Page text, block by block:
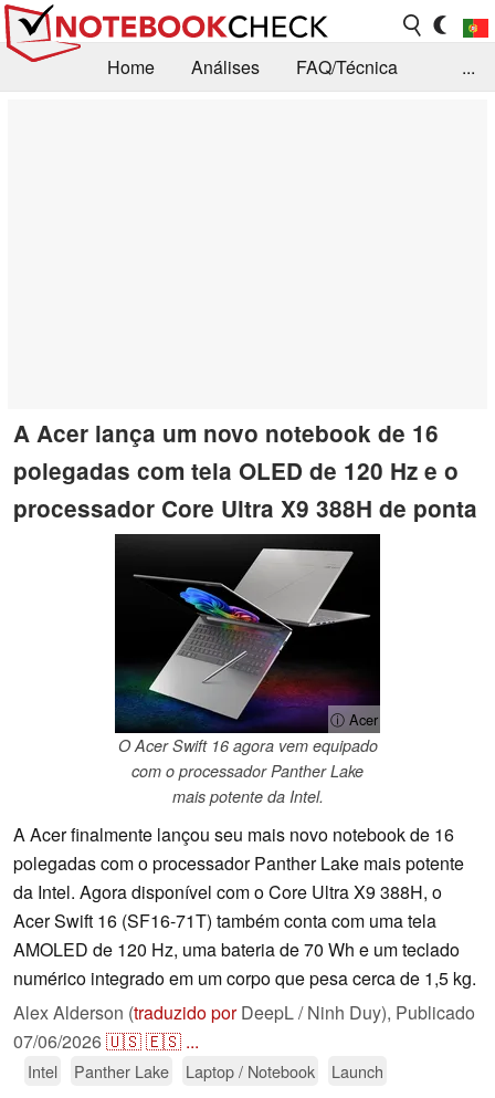
Home Análises
FAQ/Técnica
...
A Acer lança um novo notebook de 16
polegadas com tela OLED de 120 Hz e o
processador Core Ultra X9 388H de ponta
ⓘ Acer
O Acer Swift 16 agora vem equipado
com o processador Panther Lake
mais potente da Intel.
A Acer finalmente lançou seu mais novo notebook de 16
polegadas com o processador Panther Lake mais potente
da Intel. Agora disponível com o Core Ultra X9 388H, o
Acer Swift 16 (SF16-71T) também conta com uma tela
AMOLED de 120 Hz, uma bateria de 70 Wh e um teclado
numérico integrado em um corpo que pesa cerca de 1,5 kg.
Alex Alderson (traduzido porDeepL / Ninh Duy), Publicado
07/06/2026🇺🇸🇪🇸 ...
Intel Panther Lake Laptop / Notebook Launch